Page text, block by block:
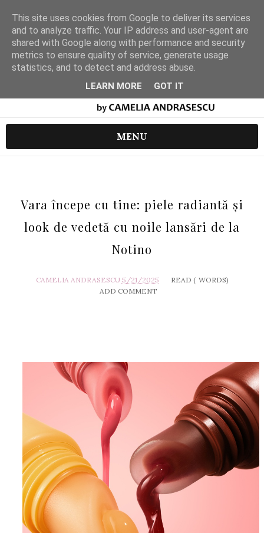
MENU
Vara începe cu tine: piele radiantă și
look de vedetă cu noile lansări de la
Notino
CAMELIA ANDRASESCU 5/21/2025 READ ( WORDS)
ADD COMMENT
This site uses cookies from Google to deliver its services
and to analyze traffic. Your IP address and user-agent are
shared with Google along with performance and security
metrics to ensure quality of service, generate usage
statistics, and to detect and address abuse.
LEARN MORE GOT IT